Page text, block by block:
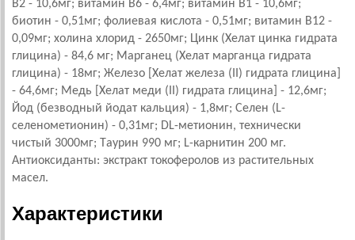
B2 - 10,6мг; витамин B6 - 6,4мг; витамин B1 - 10,6мг;
биотин - 0,51мг; фолиевая кислота - 0,51мг; витамин B12 -
0,09мг; холина хлорид - 2650мг; Цинк (Хелат цинка гидрата
глицина) - 84,6 мг; Марганец (Хелат марганца гидрата
глицина) - 18мг; Железо [Хелат железа (II) гидрата глицина]
- 64,6мг; Медь [Хелат меди (II) гидрата глицина] - 12,6мг;
Йод (безводный йодат кальция) - 1,8мг; Cелен (L-
селенометионин) - 0,31мг; DL-метионин, технически
чистый 3000мг; Tаурин 990 мг; L-карнитин 200 мг.
Антиоксиданты: экстракт токоферолов из растительных
масел.
Характеристики